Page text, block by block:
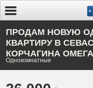
ПРОДАМ НОВУЮ
КВАРТИРУ В
КОРЧАГИНА ОМЕГА
Однокомнатные